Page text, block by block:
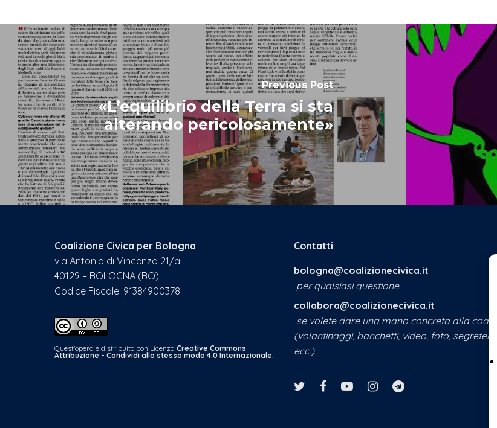
Previous Post
«L’equilibrio della Terra si sta
alterando pericolosamente»
Coalizione Civica per Bologna
via Antonio di Vincenzo 21/a
40129 – BOLOGNA (BO)
Codice Fiscale: 91384900378
Quest'opera è distribuita con Licenza Creative Commons
Attribuzione - Condividi allo stesso modo 4.0 Internazionale.
Contatti
bologna@coalizionecivica.it
per qualsiasi questione
collabora@coalizionecivica.it
se volete dare una mano concreta alla
(volantinaggi, banchetti, video, foto, segreteria,
ecc.)